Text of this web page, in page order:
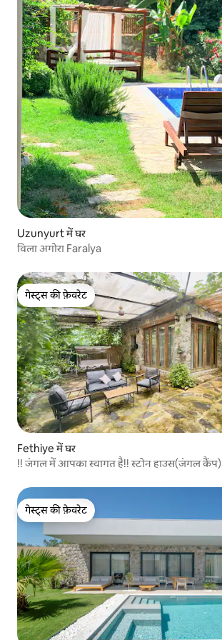
Uzunyurt में घर
विला अगोरा Faralya
गेस्ट्स की फ़ेवरेट
गेस्ट्स की फ़ेवरेट
Fethiye में घर
!! जंगल में आपका स्वागत है!! स्टोन हाउस(जंगल कैंप)
गेस्ट्स की फ़ेवरेट
गेस्ट्स की फ़ेवरेट